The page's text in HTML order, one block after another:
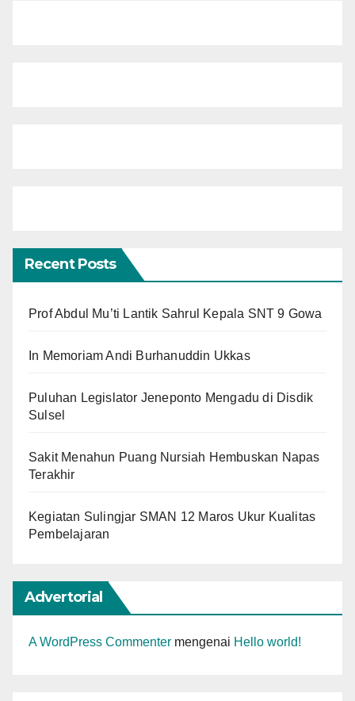
Recent Posts
Prof Abdul Mu’ti Lantik Sahrul Kepala SNT 9 Gowa
In Memoriam Andi Burhanuddin Ukkas
Puluhan Legislator Jeneponto Mengadu di Disdik
Sulsel
Sakit Menahun Puang Nursiah Hembuskan Napas
Terakhir
Kegiatan Sulingjar SMAN 12 Maros Ukur Kualitas
Pembelajaran
Advertorial
A WordPress Commenter mengenai Hello world!